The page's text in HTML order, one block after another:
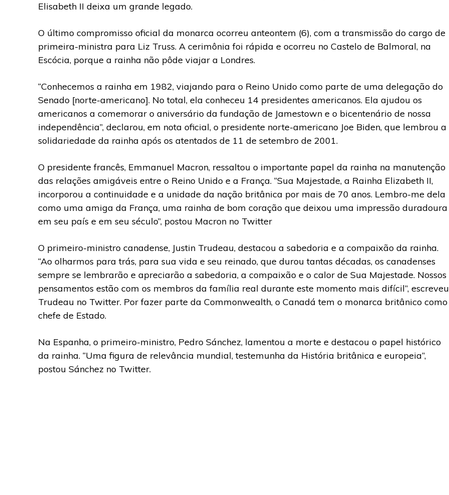
Elisabeth II deixa um grande legado.
O último compromisso oficial da monarca ocorreu anteontem (6), com a transmissão do cargo de
primeira-ministra para Liz Truss. A cerimônia foi rápida e ocorreu no Castelo de Balmoral, na
Escócia, porque a rainha não pôde viajar a Londres.
“Conhecemos a rainha em 1982, viajando para o Reino Unido como parte de uma delegação do
Senado [norte-americano]. No total, ela conheceu 14 presidentes americanos. Ela ajudou os
americanos a comemorar o aniversário da fundação de Jamestown e o bicentenário de nossa
independência”, declarou, em nota oficial, o presidente norte-americano Joe Biden, que lembrou a
solidariedade da rainha após os atentados de 11 de setembro de 2001.
O presidente francês, Emmanuel Macron, ressaltou o importante papel da rainha na manutenção
das relações amigáveis entre o Reino Unido e a França. “Sua Majestade, a Rainha Elizabeth II,
incorporou a continuidade e a unidade da nação britânica por mais de 70 anos. Lembro-me dela
como uma amiga da França, uma rainha de bom coração que deixou uma impressão duradoura
em seu país e em seu século”, postou Macron no Twitter
O primeiro-ministro canadense, Justin Trudeau, destacou a sabedoria e a compaixão da rainha.
“Ao olharmos para trás, para sua vida e seu reinado, que durou tantas décadas, os canadenses
sempre se lembrarão e apreciarão a sabedoria, a compaixão e o calor de Sua Majestade. Nossos
pensamentos estão com os membros da família real durante este momento mais difícil”, escreveu
Trudeau no Twitter. Por fazer parte da Commonwealth, o Canadá tem o monarca britânico como
chefe de Estado.
Na Espanha, o primeiro-ministro, Pedro Sánchez, lamentou a morte e destacou o papel histórico
da rainha. “Uma figura de relevância mundial, testemunha da História britânica e europeia”,
postou Sánchez no Twitter.